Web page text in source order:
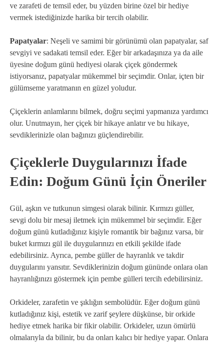
ve zarafeti de temsil eder, bu yüzden birine özel bir hediye
vermek istediğinizde harika bir tercih olabilir.
Papatyalar: Neşeli ve samimi bir görünümü olan papatyalar, saf
sevgiyi ve sadakati temsil eder. Eğer bir arkadaşınıza ya da aile
üyesine doğum günü hediyesi olarak çiçek göndermek
istiyorsanız, papatyalar mükemmel bir seçimdir. Onlar, içten bir
gülümseme yaratmanın en güzel yoludur.
Çiçeklerin anlamlarını bilmek, doğru seçimi yapmanıza yardımcı
olur. Unutmayın, her çiçek bir hikaye anlatır ve bu hikaye,
sevdiklerinizle olan bağınızı güçlendirebilir.
Çiçeklerle Duygularınızı İfade
Edin: Doğum Günü İçin Öneriler
Gül, aşkın ve tutkunun simgesi olarak bilinir. Kırmızı güller,
sevgi dolu bir mesaj iletmek için mükemmel bir seçimdir. Eğer
doğum günü kutladığınız kişiyle romantik bir bağınız varsa, bir
buket kırmızı gül ile duygularınızı en etkili şekilde ifade
edebilirsiniz. Ayrıca, pembe güller de hayranlık ve takdir
duygularını yansıtır. Sevdiklerinizin doğum gününde onlara olan
hayranlığınızı göstermek için pembe gülleri tercih edebilirsiniz.
Orkideler, zarafetin ve şıklığın sembolüdür. Eğer doğum günü
kutladığınız kişi, estetik ve zarif şeylere düşkünse, bir orkide
hediye etmek harika bir fikir olabilir. Orkideler, uzun ömürlü
olmalarıyla da bilinir, bu da onları kalıcı bir hediye yapar. Onlara